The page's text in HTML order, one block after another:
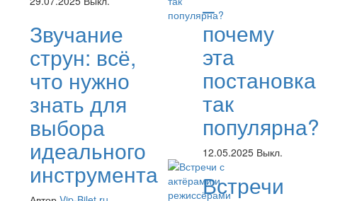
Звучание
струн: всё,
что нужно
знать для
выбора
идеального
инструмента
–
почему
эта
постановка
так
популярна?
12.05.2025 Выкл.
Встречи